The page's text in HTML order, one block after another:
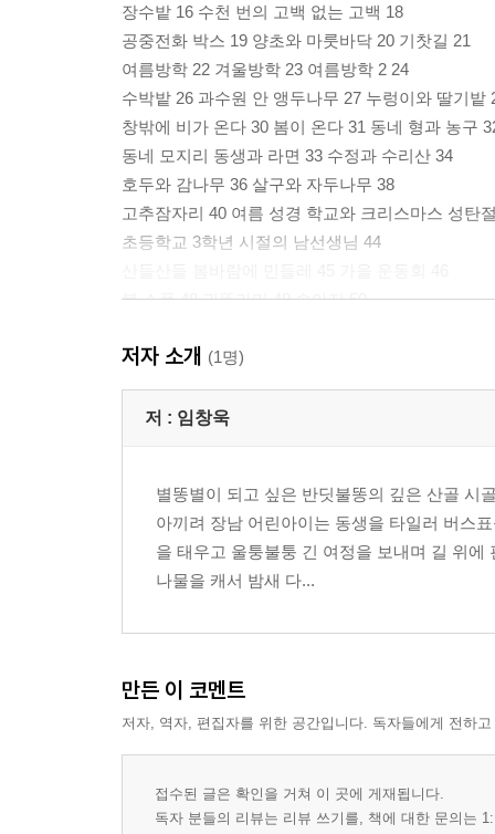
장수밭 16 수천 번의 고백 없는 고백 18
공중전화 박스 19 양초와 마룻바닥 20 기찻길 21
여름방학 22 겨울방학 23 여름방학 2 24
수박밭 26 과수원 안 앵두나무 27 누렁이와 딸기밭
창밖에 비가 온다 30 봄이 온다 31 동네 형과 농구
동네 모지리 동생과 라면 33 수정과 수리산 34
호두와 감나무 36 살구와 자두나무 38
고추잠자리 40 여름 성경 학교와 크리스마스 성탄
초등학교 3학년 시절의 남선생님 44
봄 소풍 48 귀뚜라미 49 송아지 50
거봉 포도 54 뽕나무 55 한들한들 코스모스 길 56
달빛 그늘 아래 57 클로버꽃 58 집게벌레 59
제비꽃 60 여름 식혜 61 한옥집 62
고쿠락 66 내려놓기 68 별빛 그늘 아래 70
쥐불놀이 71 붉은 태양 아래 농익은 가지 부침 볶음
모래시계 73 여름비 74 흙 75 기다림 76
잠자리와의 눈치 싸움 86 나생이와 씀바귀 88
뭉게구름 90 교회 언덕 위 망원경 92
물 말은 누렁이 사료 94 누우런 메주콩 95
살얼음 밑 송사리 96 떼밭골 뻐꾸기 소리 97
겨울 단풍잎 98 들꽃 99 시냇물과 달팽이 100
저자 소개 (1명)
저 : 임창욱
별똥별이 되고 싶은 반딧불똥의 깊은 산골 시
아끼려 장남 어린아이는 동생을 타일러 버스
을 태우고 울퉁불퉁 긴 여정을 보내며 길 위
나물을 캐서 밤새 다...
만든 이 코멘트
저자, 역자, 편집자를 위한 공간입니다. 독자들에게 전하
접수된 글은 확인을 거쳐 이 곳에 게재됩니다.
독자 분들의 리뷰는 리뷰 쓰기를, 책에 대한 문의는